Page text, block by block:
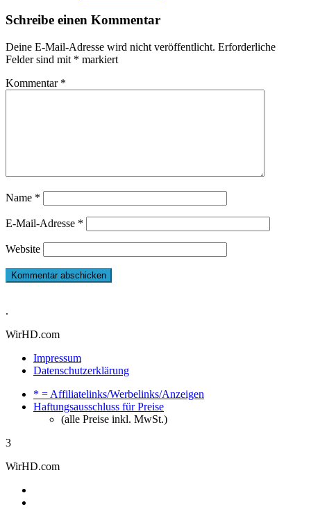
Schreibe einen Kommentar
Deine E-Mail-Adresse wird nicht veröffentlicht. Erforderliche
Felder sind mit * markiert
Kommentar *
Name *
E-Mail-Adresse *
Website
.
WirHD.com
Impressum
Datenschutzerklärung
* = Affiliatelinks/Werbelinks/Anzeigen
Haftungsausschluss für Preise
(alle Preise inkl. MwSt.)
3
WirHD.com